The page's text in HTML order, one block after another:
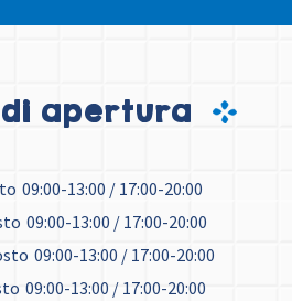
apertura
09:00-13:00 / 17:00-20:00
09:00-13:00 / 17:00-20:00
09:00-13:00 / 17:00-20:00
09:00-13:00 / 17:00-20:00